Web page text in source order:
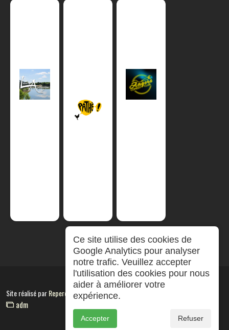
Site réalisé parRepereCom
adm
Ce site utilise des cookies de
Google Analytics pour analyser
notre trafic. Veuillez accepter
l'utilisation des cookies pour nous
aider à améliorer votre
expérience.
Accepter Refuser